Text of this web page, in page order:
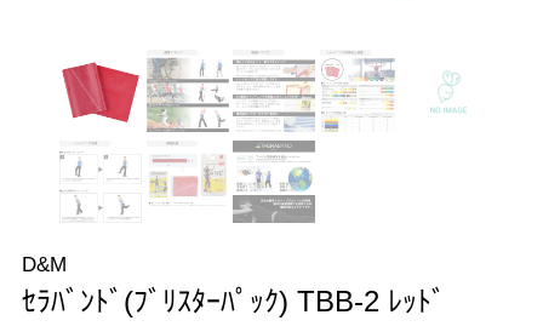
D&M
ｾﾗﾊﾞﾝﾄﾞ(ﾌﾞﾘｽﾀｰﾊﾟｯｸ) TBB-2 ﾚｯﾄﾞ